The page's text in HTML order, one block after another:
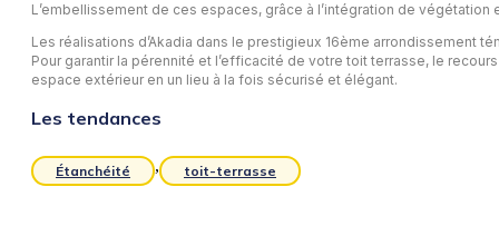
L’embellissement de ces espaces, grâce à l’intégration de
Les réalisations d’Akadia dans le prestigieux 16ème
Pour garantir la pérennité et l’efficacité de votre toit terrasse, le
espace extérieur en un lieu à la fois sécurisé et élégant.
Les tendances
Étanchéité , toit-terrasse